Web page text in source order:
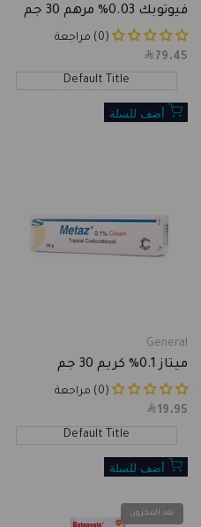
فيوتوبك 0.03% مرهم 30 جم
(0) مراجعة
Sale
79.45
Default Title
أضف للسلة
Vendor:
General
ميتاز 0.1% كريم 30 جم
(0) مراجعة
Sale
19.95
Default Title
أضف للسلة
نفد المخزون